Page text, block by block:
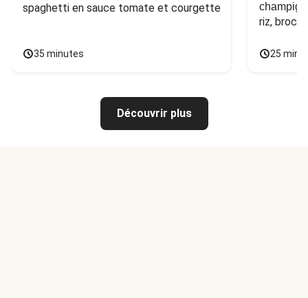
spaghetti en sauce tomate et courgette
35 minutes
riz,
25
Découvrir plus